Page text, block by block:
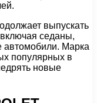
выпускать
седаны,
автомобили. Марка
популярных в
новые